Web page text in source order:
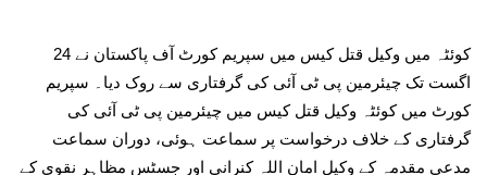
کوئٹہ میں وکیل قتل کیس میں سپریم کورٹ آف پاکستان نے 24
اگست تک چیئرمین پی ٹی آئی کی گرفتاری سے روک دیا۔ سپریم
کورٹ میں کوئٹہ وکیل قتل کیس میں چیئرمین پی ٹی آئی کی
گرفتاری کے خلاف درخواست پر سماعت ہوئی، دوران سماعت
مدعی مقدمہ کے وکیل امان اللہ کنرانی اور جسٹس مظاہر نقوی کے